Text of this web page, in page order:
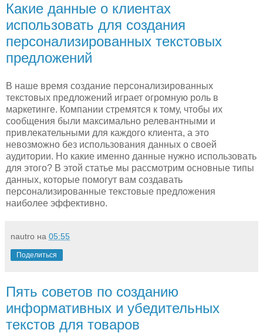
Какие данные о клиентах
использовать для создания
персонализированных текстовых
предложений
В наше время создание персонализированных
текстовых предложений играет огромную роль в
маркетинге. Компании стремятся к тому, чтобы их
сообщения были максимально релевантными и
привлекательными для каждого клиента, а это
невозможно без использования данных о своей
аудитории. Но какие именно данные нужно использовать
для этого? В этой статье мы рассмотрим основные типы
данных, которые помогут вам создавать
персонализированные текстовые предложения
наиболее эффективно.
nautro на 05:55
Поделиться
Пять советов по созданию
информативных и убедительных
текстов для товаров